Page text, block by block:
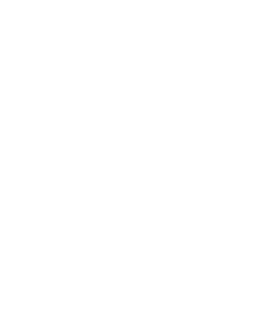
de distributeurs et
projet à notre service